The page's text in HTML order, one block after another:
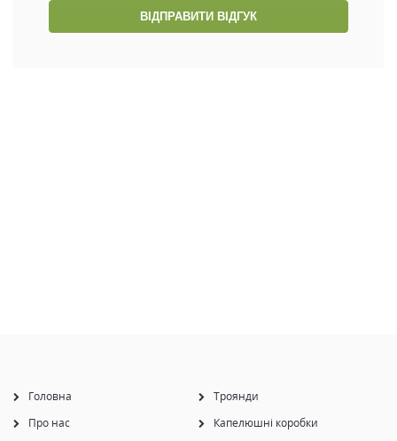
ВІДПРАВИТИ ВІДГУК
Головна
Про нас
Троянди
Капелюшні коробки